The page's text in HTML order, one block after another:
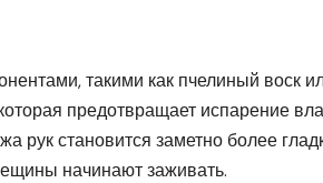
такими как пчелиный воск
предотвращает испарение
рук становится заметно более
начинают заживать.